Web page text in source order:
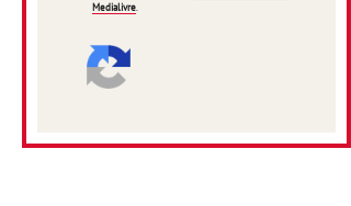
Medialivre